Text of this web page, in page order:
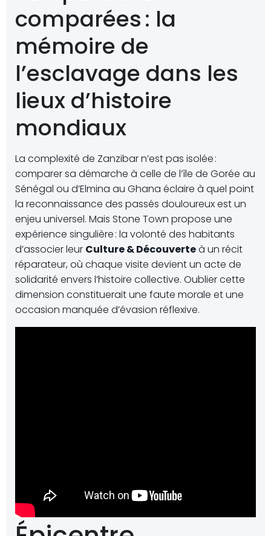
comparées : la
mémoire de
l’esclavage dans les
lieux d’histoire
mondiaux
La complexité de Zanzibar n’est pas isolée :
comparer sa démarche à celle de l’île de Gorée au
Sénégal ou d’Elmina au Ghana éclaire à quel point
la reconnaissance des passés douloureux est un
enjeu universel. Mais Stone Town propose une
expérience singulière : la volonté des habitants
d’associer leur Culture & Découverteà un récit
réparateur, où chaque visite devient un acte de
solidarité envers l’histoire collective. Oublier cette
dimension constituerait une faute morale et une
occasion manquée d’évasion réflexive.